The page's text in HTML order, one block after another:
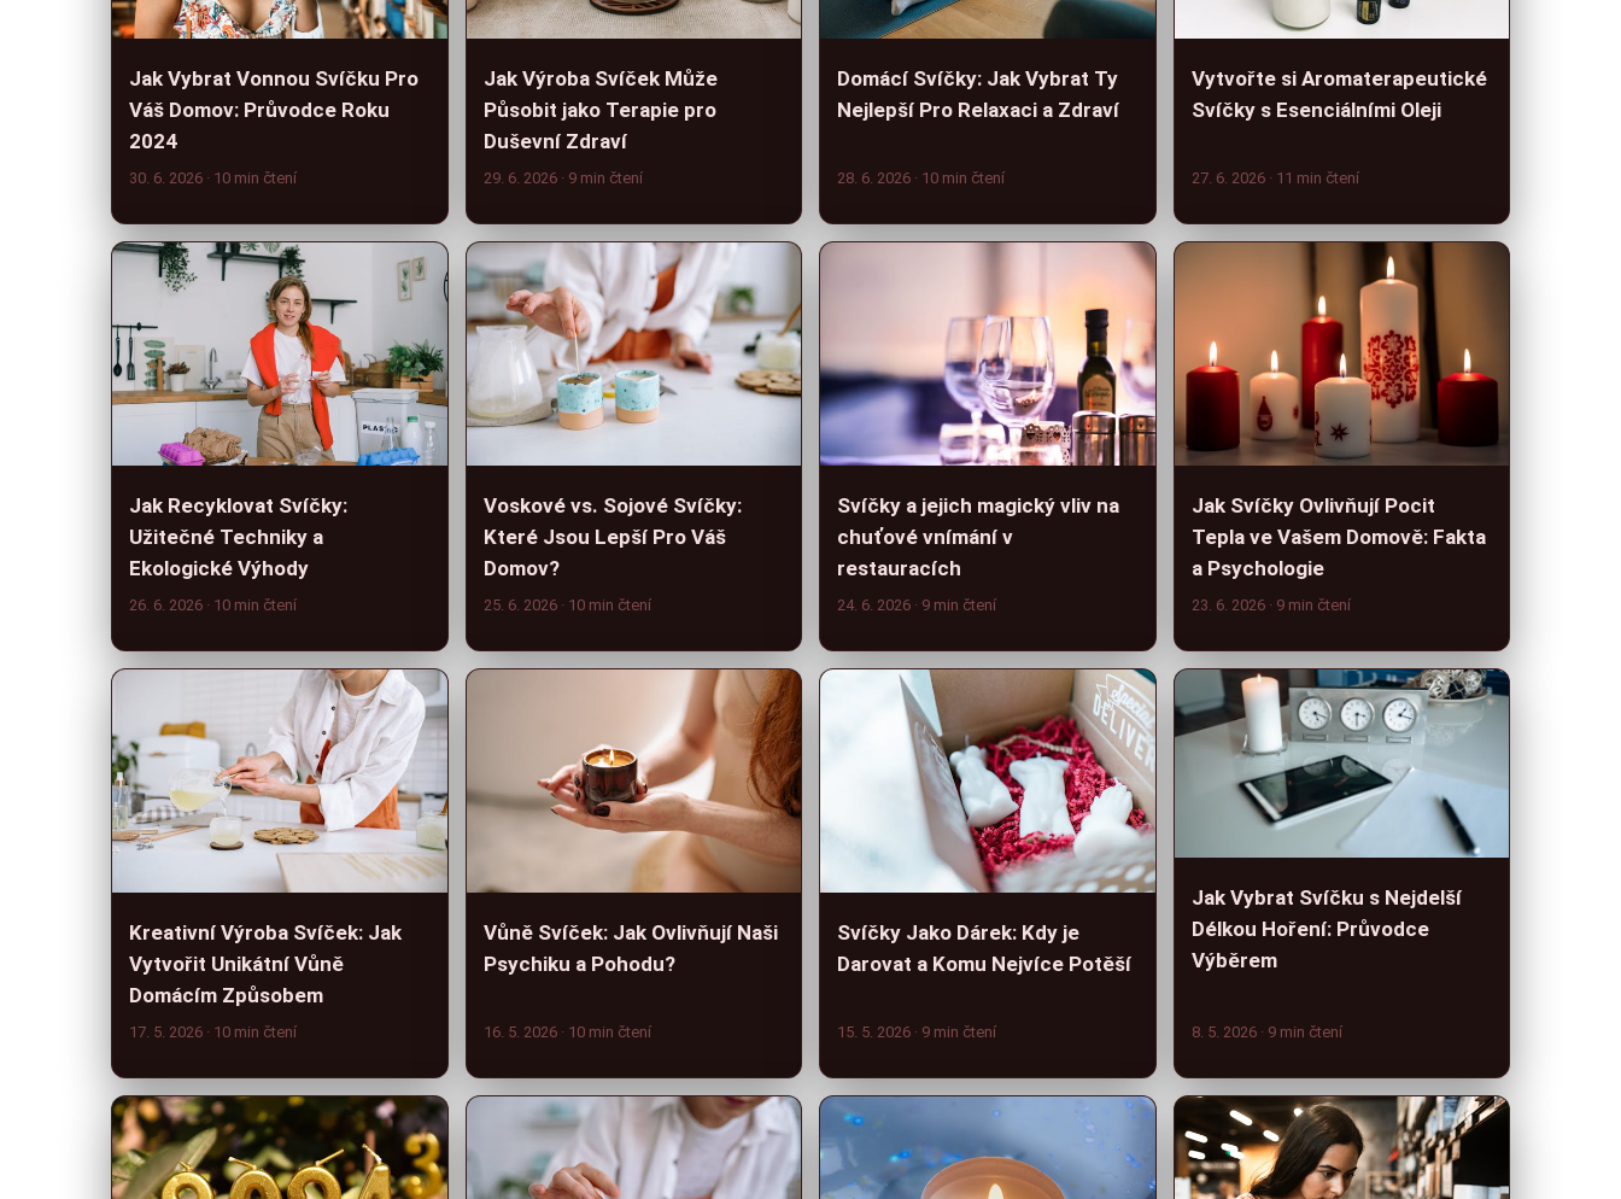
Jak Vybrat Vonnou Svíčku Pro
Váš Domov: Průvodce Roku
2024
30. 6. 2026 · 10 min čtení
Jak Výroba Svíček Může
Působit jako Terapie pro
Duševní Zdraví
29. 6. 2026 · 9 min čtení
Domácí Svíčky: Jak Vybrat Ty
Nejlepší Pro Relaxaci a Zdraví
28. 6. 2026 · 10 min čtení
Vytvořte si Aromaterapeutické
Svíčky s Esenciálními Oleji
27. 6. 2026 · 11 min čtení
Jak Recyklovat Svíčky:
Užitečné Techniky a
Ekologické Výhody
26. 6. 2026 · 10 min čtení
Voskové vs. Sojové Svíčky:
Které Jsou Lepší Pro Váš
Domov?
25. 6. 2026 · 10 min čtení
Svíčky a jejich magický vliv na
chuťové vnímání v
restauracích
24. 6. 2026 · 9 min čtení
Jak Svíčky Ovlivňují Pocit
Tepla ve Vašem Domově: Fakta
a Psychologie
23. 6. 2026 · 9 min čtení
Kreativní Výroba Svíček: Jak
Vytvořit Unikátní Vůně
Domácím Způsobem
17. 5. 2026 · 10 min čtení
Vůně Svíček: Jak Ovlivňují Naši
Psychiku a Pohodu?
16. 5. 2026 · 10 min čtení
Svíčky Jako Dárek: Kdy je
Darovat a Komu Nejvíce Potěší
15. 5. 2026 · 9 min čtení
Jak Vybrat Svíčku s Nejdelší
Délkou Hoření: Průvodce
Výběrem
8. 5. 2026 · 9 min čtení